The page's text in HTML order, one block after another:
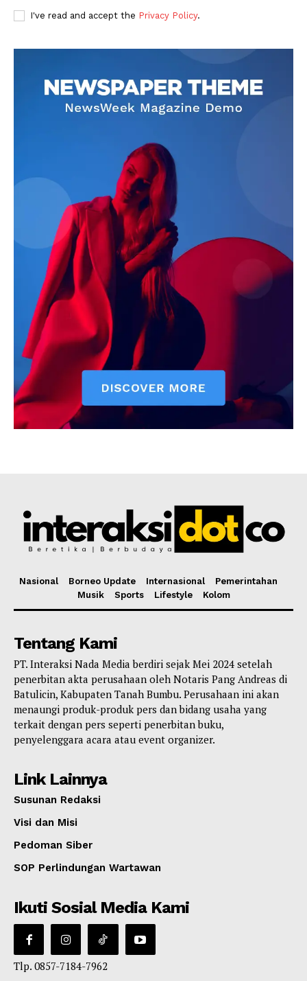
I've read and accept the Privacy Policy.
Nasional Borneo Update Internasional
Pemerintahan
Musik
Sports Lifestyle Kolom
Tentang Kami
PT. Interaksi Nada Media berdiri sejak Mei 2024 setelah
penerbitan akta perusahaan oleh Notaris Pang Andreas di
Batulicin, Kabupaten Tanah Bumbu. Perusahaan ini akan
menaungi produk-produk pers dan bidang usaha yang
terkait dengan pers seperti penerbitan buku,
penyelenggara acara atau event organizer.
Link Lainnya
Susunan Redaksi
Visi dan Misi
Pedoman Siber
SOP Perlindungan Wartawan
Ikuti Sosial Media Kami
Tlp. 0857-7184-7962